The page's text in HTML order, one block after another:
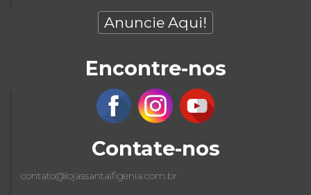
Anuncie Aqui!
Encontre-nos
Contate-nos
contato@lojassantaifigenia.com.br